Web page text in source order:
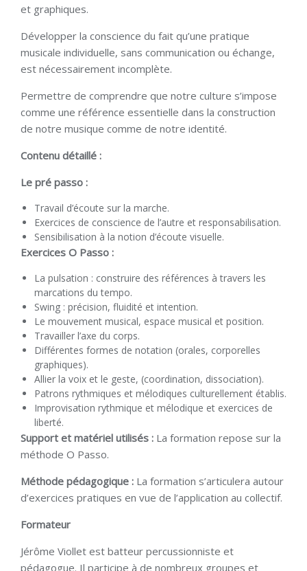
et graphiques.
Développer la conscience du fait qu’une pratique
musicale individuelle, sans communication ou échange,
est nécessairement incomplète.
Permettre de comprendre que notre culture s’impose
comme une référence essentielle dans la construction
de notre musique comme de notre identité.
Contenu détaillé :
Le pré passo :
Travail d’écoute sur la marche.
Exercices de conscience de l’autre et responsabilisation.
Sensibilisation à la notion d’écoute visuelle.
Exercices O Passo :
La pulsation : construire des références à travers les
marcations du tempo.
Swing : précision, fluidité et intention.
Le mouvement musical, espace musical et position.
Travailler l’axe du corps.
Différentes formes de notation (orales, corporelles
graphiques).
Allier la voix et le geste, (coordination, dissociation).
Patrons rythmiques et mélodiques culturellement établis.
Improvisation rythmique et mélodique et exercices de
liberté.
Support et matériel utilisés : La formation repose sur la
méthode O Passo.
Méthode pédagogique : La formation s’articulera autour
d’exercices pratiques en vue de l’application au collectif.
Formateur
Jérôme Viollet est batteur percussionniste et
pédagogue. Il participe à de nombreux groupes et